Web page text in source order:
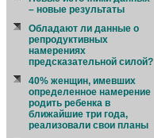
– новые результаты
Обладают ли данные о
репродуктивных
намерениях
предсказательной силой?
40% женщин, имевших
определенное намерение
родить ребенка в
ближайшие три года,
реализовали свои планы